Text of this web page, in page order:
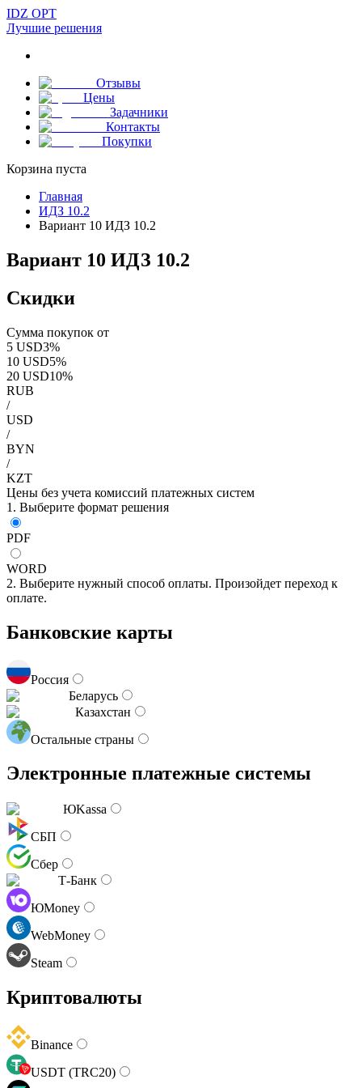
IDZ OPT
Лучшие решения
Отзывы
Цены
Задачники
Контакты
Покупки
Корзина пуста
Главная
ИДЗ 10.2
Вариант 10 ИДЗ 10.2
Вариант 10 ИДЗ 10.2
Скидки
Сумма покупок от
5 USD3%
10 USD5%
20 USD10%
RUB
/
USD
/
BYN
/
KZT
Цены без учета комиссий платежных систем
1. Выберите формат решения
PDF
WORD
2. Выберите нужный способ оплаты. Произойдет переход к
оплате.
Банковские карты
Россия
Беларусь
Казахстан
Остальные страны
Электронные платежные системы
ЮKassa
СБП
Сбер
Т-Банк
ЮMoney
WebMoney
Steam
Криптовалюты
Binance
USDT (TRC20)